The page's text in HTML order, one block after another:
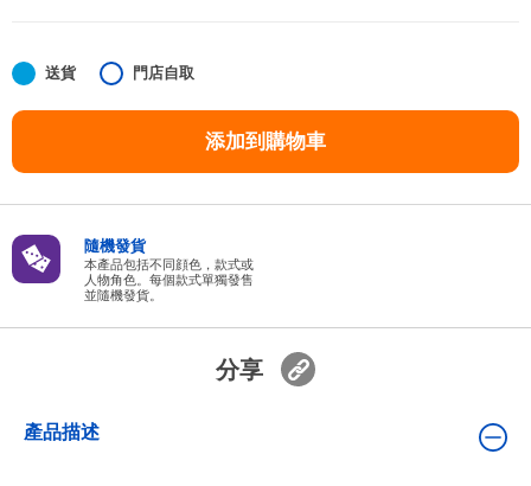
任天堂 Switch
人氣角色
生活精品
送貨 門店自取
添加到購物車
隨機發貨
本產品包括不同顔色，款式或
人物角色。每個款式單獨發售
並隨機發貨。
分享
產品描述